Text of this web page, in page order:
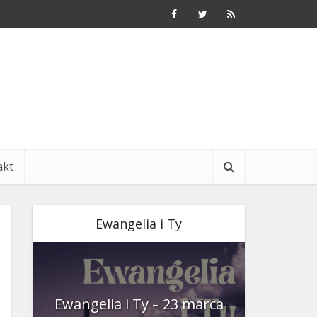
Ewangelia i Ty
Ewangelia i Ty – 23 marca